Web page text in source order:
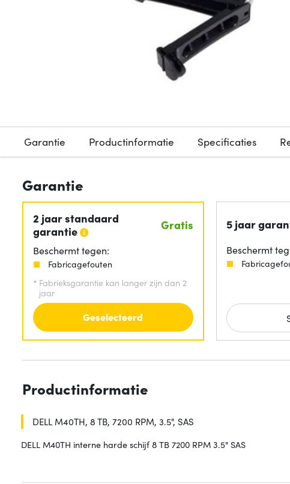
Garantie Productinformatie Specificaties
Garantie
2 jaar standaard
garantie
Gratis
Beschermt tegen:
Fabricagefouten
* Fabrieksgarantie kan langer zijn dan 2
jaar
Geselecteerd
5 jaar
Beschermt
Productinformatie
DELL M40TH, 8 TB, 7200 RPM, 3.5", SAS
DELL M40TH interne harde schijf 8 TB 7200 RPM 3.5" SAS